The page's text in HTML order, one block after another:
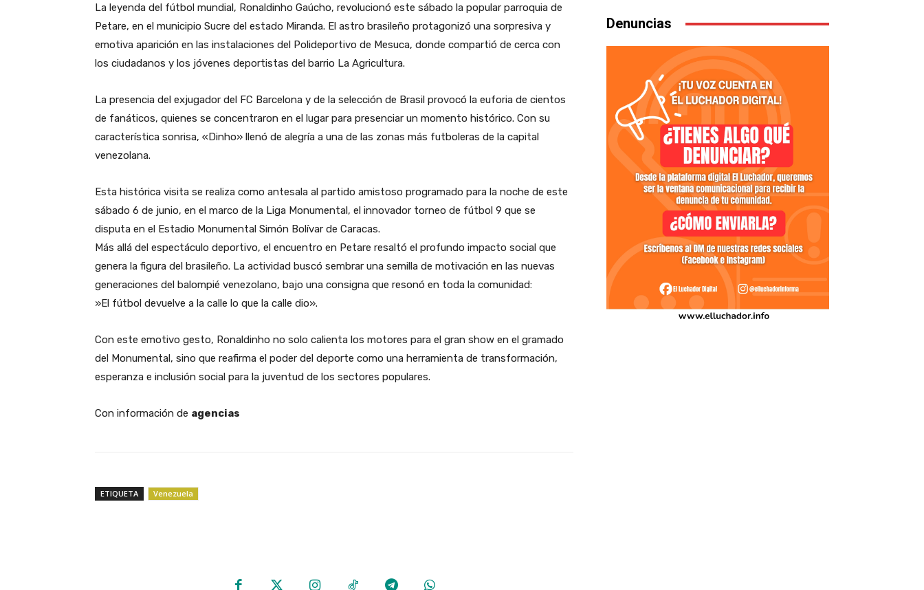
La leyenda del fútbol mundial, Ronaldinho Gaúcho, revolucionó este sábado la popular parroquia de
Petare, en el municipio Sucre del estado Miranda. El astro brasileño protagonizó una sorpresiva y
emotiva aparición en las instalaciones del Polideportivo de Mesuca, donde compartió de cerca con
los ciudadanos y los jóvenes deportistas del barrio La Agricultura.
​La presencia del exjugador del FC Barcelona y de la selección de Brasil provocó la euforia de cientos
de fanáticos, quienes se concentraron en el lugar para presenciar un momento histórico. Con su
característica sonrisa, «Dinho» llenó de alegría a una de las zonas más futboleras de la capital
venezolana.
​Esta histórica visita se realiza como antesala al partido amistoso programado para la noche de este
sábado 6 de junio, en el marco de la Liga Monumental, el innovador torneo de fútbol 9 que se
disputa en el Estadio Monumental Simón Bolívar de Caracas.
​Más allá del espectáculo deportivo, el encuentro en Petare resaltó el profundo impacto social que
genera la figura del brasileño. La actividad buscó sembrar una semilla de motivación en las nuevas
generaciones del balompié venezolano, bajo una consigna que resonó en toda la comunidad:
​»El fútbol devuelve a la calle lo que la calle dio».
​Con este emotivo gesto, Ronaldinho no solo calienta los motores para el gran show en el gramado
del Monumental, sino que reafirma el poder del deporte como una herramienta de transformación,
esperanza e inclusión social para la juventud de los sectores populares.
Con información de agencias
ETIQUETA Venezuela
Denuncias